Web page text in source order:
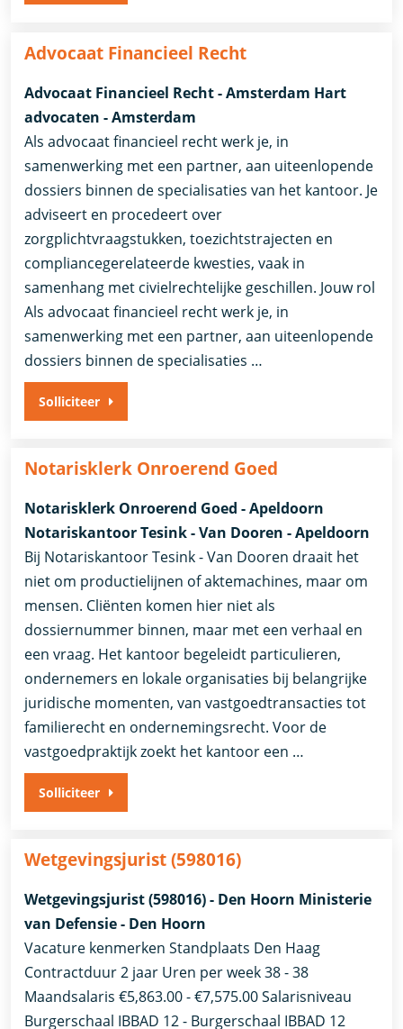
Advocaat Financieel Recht
Advocaat Financieel Recht - Amsterdam Hart
advocaten - Amsterdam
Als advocaat financieel recht werk je, in
samenwerking met een partner, aan uiteenlopende
dossiers binnen de specialisaties van het kantoor. Je
adviseert en procedeert over
zorgplichtvraagstukken, toezichtstrajecten en
compliancegerelateerde kwesties, vaak in
samenhang met civielrechtelijke geschillen. Jouw rol
Als advocaat financieel recht werk je, in
samenwerking met een partner, aan uiteenlopende
dossiers binnen de specialisaties …
Solliciteer
Notarisklerk Onroerend Goed
Notarisklerk Onroerend Goed - Apeldoorn
Notariskantoor Tesink - Van Dooren - Apeldoorn
Bij Notariskantoor Tesink - Van Dooren draait het
niet om productielijnen of aktemachines, maar om
mensen. Cliënten komen hier niet als
dossiernummer binnen, maar met een verhaal en
een vraag. Het kantoor begeleidt particulieren,
ondernemers en lokale organisaties bij belangrijke
juridische momenten, van vastgoedtransacties tot
familierecht en ondernemingsrecht. Voor de
vastgoedpraktijk zoekt het kantoor een …
Solliciteer
Wetgevingsjurist (598016)
Wetgevingsjurist (598016) - Den Hoorn Ministerie
van Defensie - Den Hoorn
Vacature kenmerken Standplaats Den Haag
Contractduur 2 jaar Uren per week 38 - 38
Maandsalaris €5,863.00 - €7,575.00 Salarisniveau
Burgerschaal IBBAD 12 - Burgerschaal IBBAD 12